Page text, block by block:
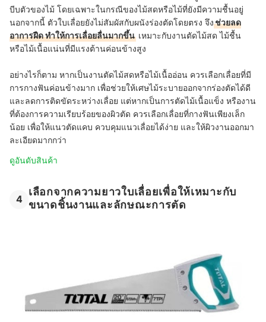
บีบตัวของไม้ โดยเฉพาะในกรณีของไม้สดหรือไม้ที่ยังมีความชื้นอยู่
นอกจากนี้ ตัวใบเลื่อยยังไม่สัมผัสกับผนังร่องตัดโดยตรง จึงช่วยลด
อาการฝืด ทำให้การเลื่อยลื่นมากขึ้น เหมาะกับงานตัดไม้สด ไม้ชื้น
หรือไม้เนื้อแน่นที่มีแรงต้านค่อนข้างสูง
อย่างไรก็ตาม หากเป็นงานตัดไม้สดหรือไม้เนื้ออ่อน ควรเลือกเลื่อยที่มี
การกางฟันค่อนข้างมาก เพื่อช่วยให้เศษไม้ระบายออกจากร่องตัดได้ดี
และลดการติดขัดระหว่างเลื่อย แต่หากเป็นการตัดไม้เนื้อแข็ง หรืองาน
ที่ต้องการความเรียบร้อยของผิวตัด ควรเลือกเลื่อยที่กางฟันเพียงเล็ก
น้อย เพื่อให้แนวตัดแคบ ควบคุมแนวเลื่อยได้ง่าย และให้ผิวงานออกมา
ละเอียดมากกว่า
ดูอันดับสินค้า
4
เลือกจากความยาวใบเลื่อยเพื่อให้เหมาะกับ
ขนาดชิ้นงานและลักษณะการตัด